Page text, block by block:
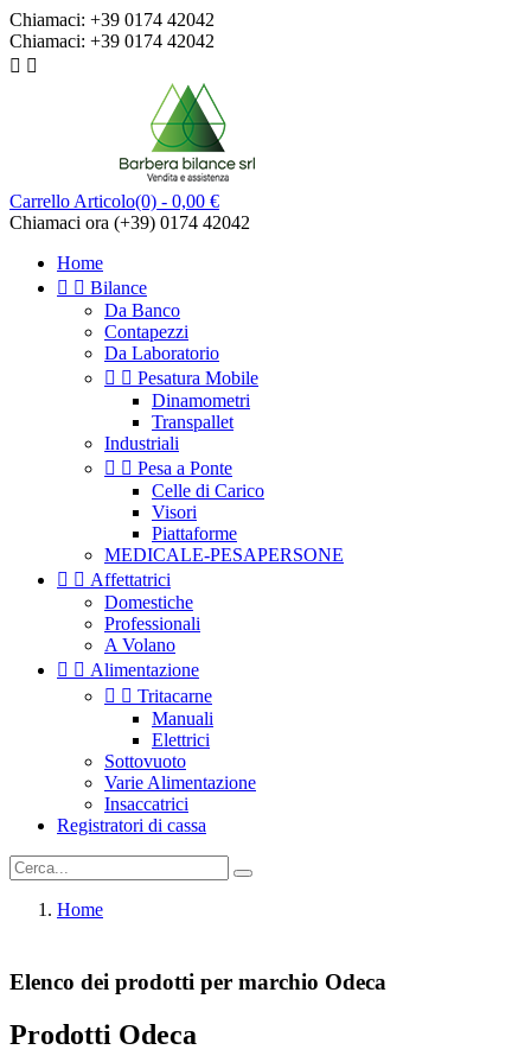
Chiamaci: +39 0174 42042
Chiamaci: +39 0174 42042
 
Carrello Articolo(0) - 0,00 €
Chiamaci ora (+39) 0174 42042
Home
  Bilance
Da Banco
Contapezzi
Da Laboratorio
  Pesatura Mobile
Dinamometri
Transpallet
Industriali
  Pesa a Ponte
Celle di Carico
Visori
Piattaforme
MEDICALE-PESAPERSONE
  Affettatrici
Domestiche
Professionali
A Volano
  Alimentazione
  Tritacarne
Manuali
Elettrici
Sottovuoto
Varie Alimentazione
Insaccatrici
Registratori di cassa
Home
Elenco dei prodotti per marchio Odeca
Prodotti Odeca